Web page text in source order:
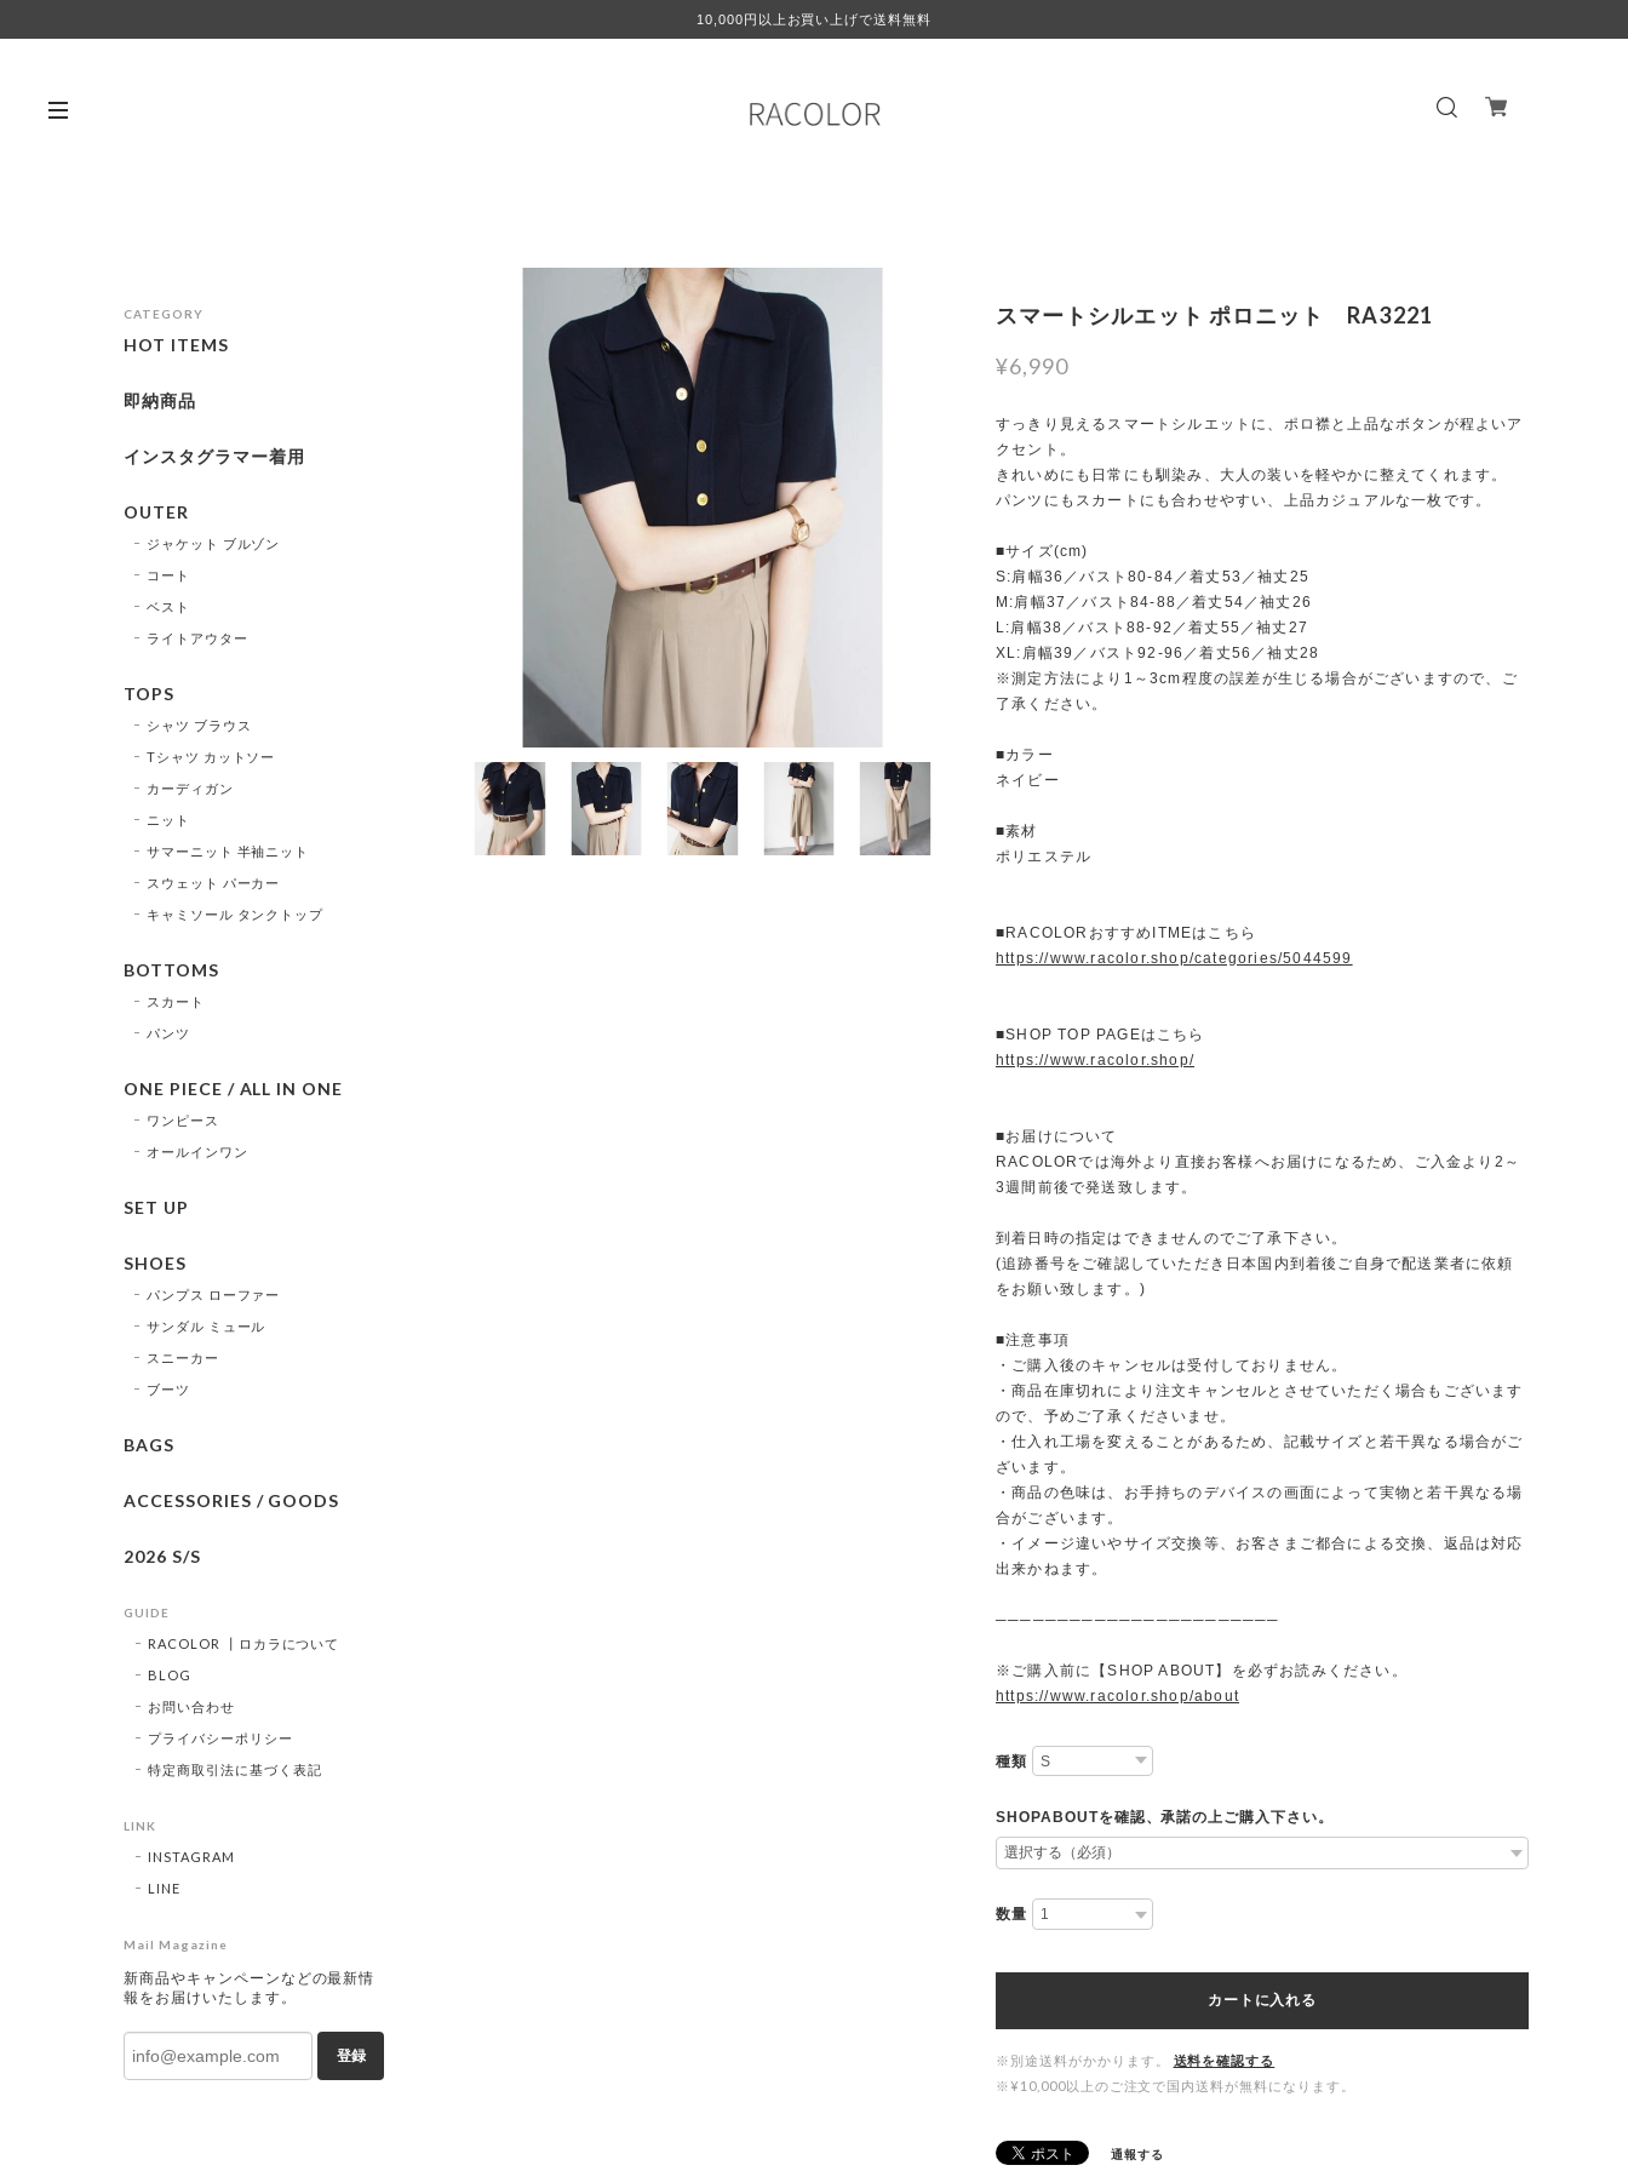
10,000円以上お買い上げで送料無料
スマートシルエット ポロニット RA3221
¥6,990
すっきり見えるスマートシルエットに、ポロ襟と上品なボタンが程よいア
クセント。
きれいめにも日常にも馴染み、大人の装いを軽やかに整えてくれます。
パンツにもスカートにも合わせやすい、上品カジュアルな一枚です。
■サイズ(cm)
S:肩幅36／バスト80-84／着丈53／袖丈25
M:肩幅37／バスト84-88／着丈54／袖丈26
L:肩幅38／バスト88-92／着丈55／袖丈27
XL:肩幅39／バスト92-96／着丈56／袖丈28
※測定方法により1～3cm程度の誤差が生じる場合がございますので、ご
了承ください。
■カラー
ネイビー
■素材
ポリエステル
■RACOLORおすすめITMEはこちら
https://www.racolor.shop/categories/5044599
■SHOP TOP PAGEはこちら
https://www.racolor.shop/
■お届けについて
RACOLORでは海外より直接お客様へお届けになるため、ご入金より2～
3週間前後で発送致します。
到着日時の指定はできませんのでご了承下さい。
(追跡番号をご確認していただき日本国内到着後ご自身で配送業者に依頼
をお願い致します。)
■注意事項
・ご購入後のキャンセルは受付しておりません。
・商品在庫切れにより注文キャンセルとさせていただく場合もございます
ので、予めご了承くださいませ。
・仕入れ工場を変えることがあるため、記載サイズと若干異なる場合がご
ざいます。
・商品の色味は、お手持ちのデバイスの画面によって実物と若干異なる場
合がございます。
・イメージ違いやサイズ交換等、お客さまご都合による交換、返品は対応
出来かねます。
───────────────────────
※ご購入前に【SHOP ABOUT】を必ずお読みください。
https://www.racolor.shop/about
種類
SHOPABOUTを確認、承諾の上ご購入下さい。
数量
カートに入れる
※別途送料がかかります。
送料を確認する
※¥10,000以上のご注文で国内送料が無料になります。
通報する
CATEGORY
HOT ITEMS
即納商品
インスタグラマー着用
OUTER
ジャケット ブルゾン
コート
ベスト
ライトアウター
TOPS
シャツ ブラウス
Tシャツ カットソー
カーディガン
ニット
サマーニット 半袖ニット
スウェット パーカー
キャミソール タンクトップ
BOTTOMS
スカート
パンツ
ONE PIECE / ALL IN ONE
ワンピース
オールインワン
SET UP
SHOES
パンプス ローファー
サンダル ミュール
スニーカー
ブーツ
BAGS
ACCESSORIES / GOODS
2026 S/S
GUIDE
RACOLOR ┃ロカラについて
BLOG
お問い合わせ
プライバシーポリシー
特定商取引法に基づく表記
LINK
INSTAGRAM
LINE
Mail Magazine
新商品やキャンペーンなどの最新情
報をお届けいたします。
登録